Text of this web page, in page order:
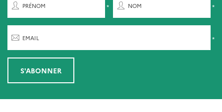
PRÉNOM NOM
EMAIL
S'ABONNER